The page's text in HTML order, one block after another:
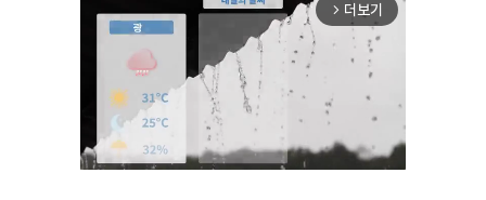
arrow_forward_ios 더보기